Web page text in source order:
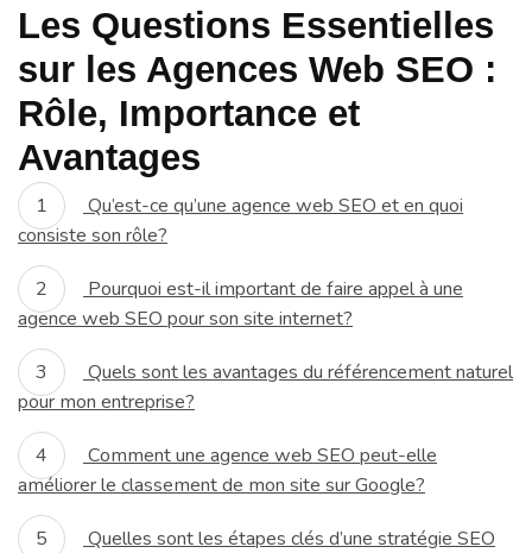
Les Questions Essentielles
sur les Agences Web SEO :
Rôle, Importance et
Avantages
Qu’est-ce qu’une agence web SEO et en quoi
consiste son rôle?
Pourquoi est-il important de faire appel à une
agence web SEO pour son site internet?
Quels sont les avantages du référencement naturel
pour mon entreprise?
Comment une agence web SEO peut-elle
améliorer le classement de mon site sur Google?
Quelles sont les étapes clés d’une stratégie SEO